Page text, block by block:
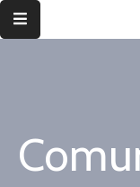
Informații
de